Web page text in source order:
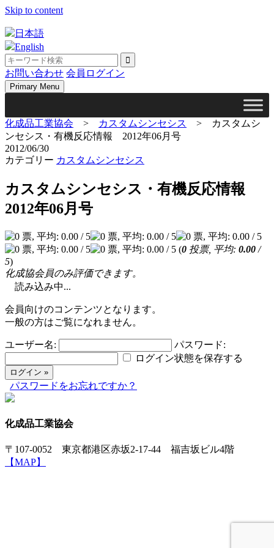
Skip to content
日本語
English
お問い合わせ 会員ログイン
Primary Menu
化成品工業協会 > カスタムシンセシス >
カスタムシ
ンセシス・有機反応情報 2012年06月号
2012/06/30
カテゴリー カスタムシンセシス
カスタムシンセシス・有機反応情報
2012年06月号
(0 投票, 平均: 0.00 /
5)
化成協会員のみ評価できます。
読み込み中...
会員向けのコンテンツとなります。
一般の方はご覧になれません。
ユーザー名:
パスワード:
ログイン状態を保存する
パスワードをお忘れですか？
化成品工業協会
〒107-0052 東京都港区赤坂2-17-44 福吉坂ビル4階
【MAP】